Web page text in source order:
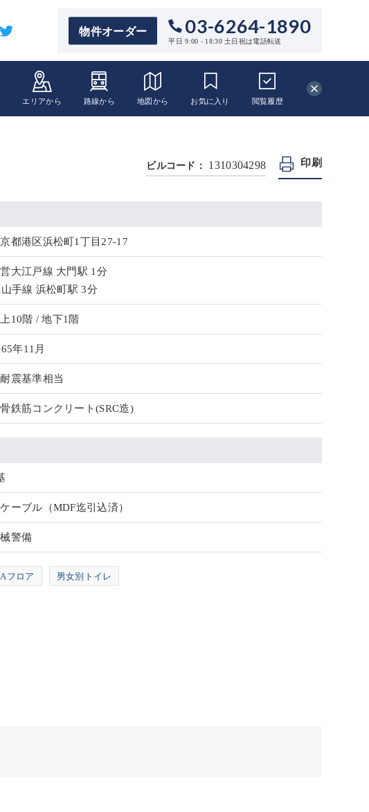
物件オーダー 03-6264-1890
平日 9:00 - 18:30 土日祝は電話転送
エリアから 路線から 地図から お気に入り 閲覧履歴
ビルコード： 1310304298 印刷
都港区浜松町1丁目27-17
大江戸線 大門駅 1分
山手線 浜松町駅 3分
10階 / 地下1階
年11月
震基準相当
鉄筋コンクリート(SRC造)
ーブル（MDF迄引込済）
警備
フロア 男女別トイレ